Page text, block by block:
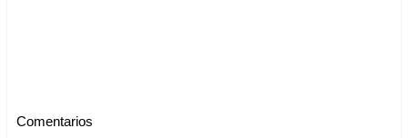
Comentarios